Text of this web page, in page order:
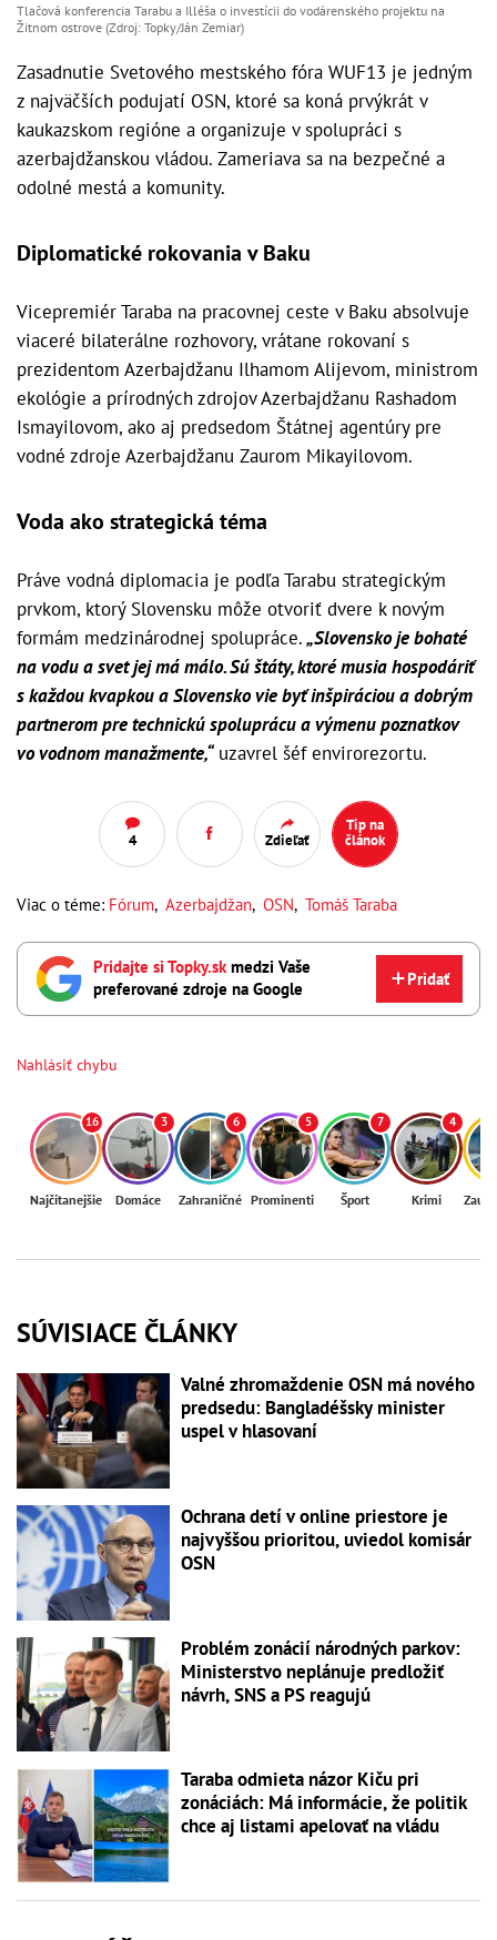
Tlačová konferencia Tarabu a Illéša o investícii do vodárenského projektu na
Žitnom ostrove (Zdroj: Topky/Ján Zemiar)
Zasadnutie Svetového mestského fóra WUF13 je jedným
z najväčších podujatí OSN, ktoré sa koná prvýkrát v
kaukazskom regióne a organizuje v spolupráci s
azerbajdžanskou vládou. Zameriava sa na bezpečné a
odolné mestá a komunity.
Diplomatické rokovania v Baku
Vicepremiér Taraba na pracovnej ceste v Baku absolvuje
viaceré bilaterálne rozhovory, vrátane rokovaní s
prezidentom Azerbajdžanu Ilhamom Alijevom, ministrom
ekológie a prírodných zdrojov Azerbajdžanu Rashadom
Ismayilovom, ako aj predsedom Štátnej agentúry pre
vodné zdroje Azerbajdžanu Zaurom Mikayilovom.
Voda ako strategická téma
Práve vodná diplomacia je podľa Tarabu strategickým
prvkom, ktorý Slovensku môže otvoriť dvere k novým
formám medzinárodnej spolupráce.„Slovensko je bohaté
na vodu a svet jej má málo. Sú štáty, ktoré musia hospodáriť
s každou kvapkou a Slovensko vie byť inšpiráciou a dobrým
partnerom pre technickú spoluprácu a výmenu poznatkov
vo vodnom manažmente,“uzavrel šéf envirorezortu.
4 Zdieľať
Tip na
článok
Viac o téme: Fórum, Azerbajdžan, OSN, Tomáš Taraba
Pridajte si Topky.skmedzi Vaše
preferované zdroje na Google
Pridať
Nahlásiť chybu
16
Najčítanejšie
3
Domáce
6
Zahraničné
5
Prominenti
7
Šport
4
Krimi
SÚVISIACE ČLÁNKY
Valné zhromaždenie OSN má nového
predsedu: Bangladéšsky minister
uspel v hlasovaní
Ochrana detí v online priestore je
najvyššou prioritou, uviedol komisár
OSN
Problém zonácií národných parkov:
Ministerstvo neplánuje predložiť
návrh, SNS a PS reagujú
Taraba odmieta názor Kiču pri
zonáciách: Má informácie, že politik
chce aj listami apelovať na vládu